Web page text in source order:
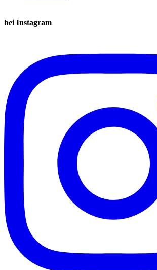
bei Instagram